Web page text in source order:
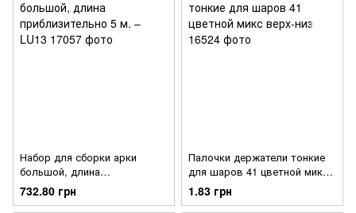
Набор для сборки арки
большой, длина
приблизительно 5 м. – LU13
732.80 грн
Палочки держатели тонкие
для шаров 41 цветной микс
верх-низ
1.83 грн